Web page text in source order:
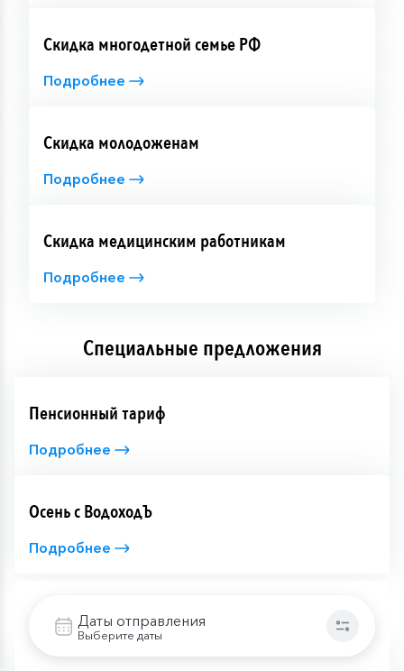
Даты отправления
Выберите даты
Скидка многодетной семье РФ
Подробнее
Скидка молодоженам
Подробнее
Скидка медицинским работникам
Подробнее
Специальные предложения
Пенсионный тариф
Подробнее
Осень с ВодоходЪ
Подробнее
Дополнительные сервисы